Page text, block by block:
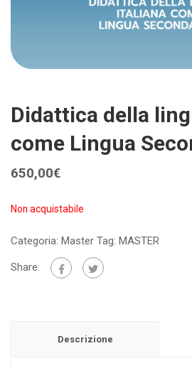
Didattica della
come Lingua
650,00€
Non acquistabile
Categoria: Master Tag: MASTER
Share:
Descrizione